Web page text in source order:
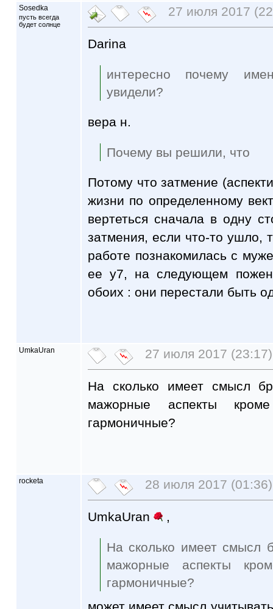
Sosedka
пусть всегда
будет солнце
27 июля 2017
Darina
интересно почему
увидели?
вера н.
Почему вы решили, что
Потому что затмение
жизни по определенному
вертеться сначала в одну
затмения, если что-то ушло,
работе познакомилась с
ее у7, на следующем
обоих : они перестали быть
UmkaUran 27 июля 2017 (23:17)
На сколько имеет смысл
мажорные аспекты
гармоничные?
rocketa 28 июля 2017 (01:36)
UmkaUran ,
На сколько имеет смысл
мажорные аспекты
гармоничные?